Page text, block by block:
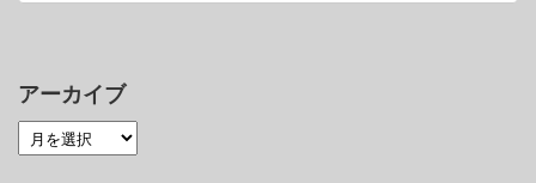
アーカイブ